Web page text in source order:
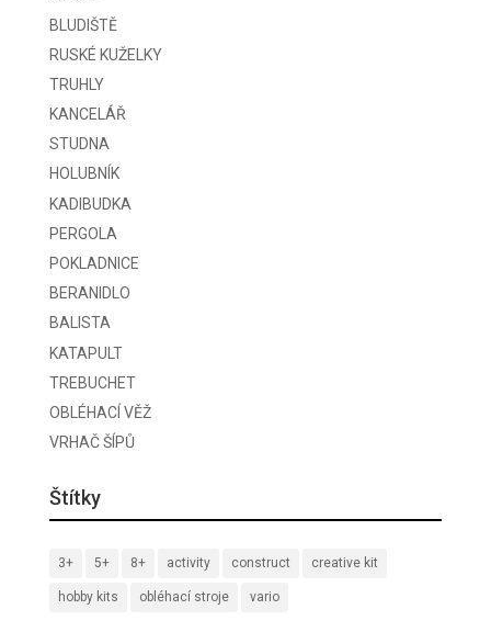
BLUDIŠTĚ
RUSKÉ KUŽELKY
TRUHLY
KANCELÁŘ
STUDNA
HOLUBNÍK
KADIBUDKA
PERGOLA
POKLADNICE
BERANIDLO
BALISTA
KATAPULT
TREBUCHET
OBLÉHACÍ VĚŽ
VRHAČ ŠÍPŮ
Štítky
3+ 5+ 8+ activity construct creative kit
hobby kits obléhací stroje vario